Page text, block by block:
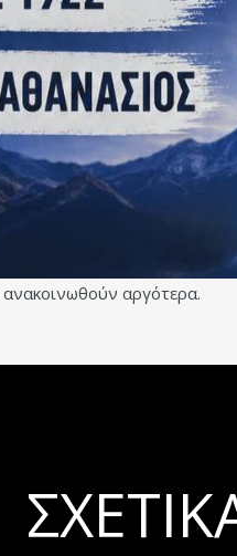
αργότερα.